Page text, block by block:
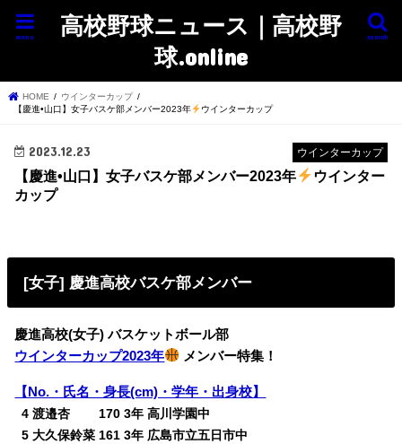
高校野球ニュース｜高校野
球.online
search
menu
HOME
ウインターカップ
【慶進•山口】女子バスケ部メンバー2023年
ウインターカップ
ウインターカップ
2023.12.23
【慶進•山口】女子バスケ部メンバー2023年
ウインター
カップ
[女子] 慶進高校バスケ部メンバー
慶進高校(女子) バスケットボール部
ウインターカップ2023年
メンバー特集！
【No.・氏名・身長(cm)・学年・出身校】
04 渡邉杏 170 3年 高川学園中
05 大久保鈴菜 161 3年 広島市立五日市中